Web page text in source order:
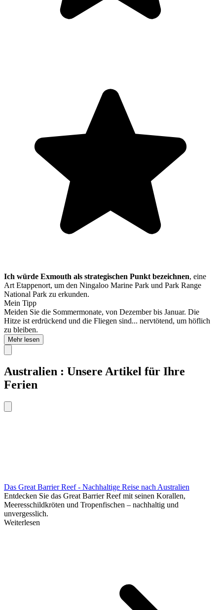
Ich würde Exmouth als strategischen Punkt bezeichnen, eine
Art Etappenort, um den Ningaloo Marine Park und Park Range
National Park zu erkunden.
Mein Tipp
Meiden Sie die Sommermonate, von Dezember bis Januar. Die
Hitze ist erdrückend und die Fliegen sind... nervtötend, um höflich
zu bleiben.
Mehr lesen
Australien : Unsere Artikel für Ihre
Ferien
Das Great Barrier Reef - Nachhaltige Reise nach Australien
Entdecken Sie das Great Barrier Reef mit seinen Korallen,
Meeresschildkröten und Tropenfischen – nachhaltig und
unvergesslich.
Weiterlesen